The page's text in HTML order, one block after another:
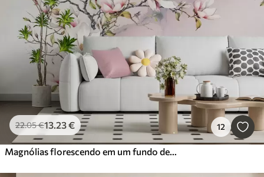
22.05€13.23€ 12
Magnólias florescendo em um fundo de mármore